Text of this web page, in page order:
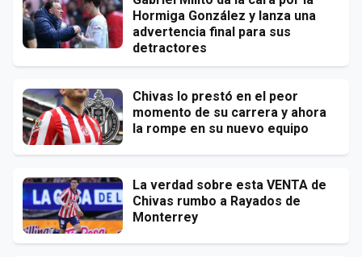
Hormiga González y lanza una
advertencia final para sus
detractores
Chivas lo prestó en el peor
momento de su carrera y ahora
la rompe en su nuevo equipo
La verdad sobre esta VENTA de
Chivas rumbo a Rayados de
Monterrey